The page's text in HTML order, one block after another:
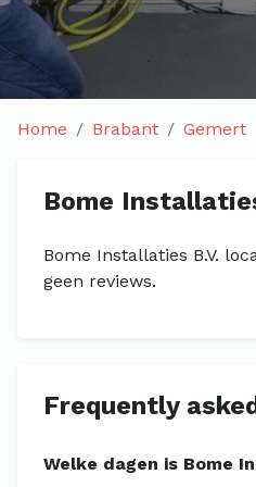
Home Brabant Gemert
Bome
Bome Installaties B.V.
geen reviews.
Frequently
Welke dagen is Bome